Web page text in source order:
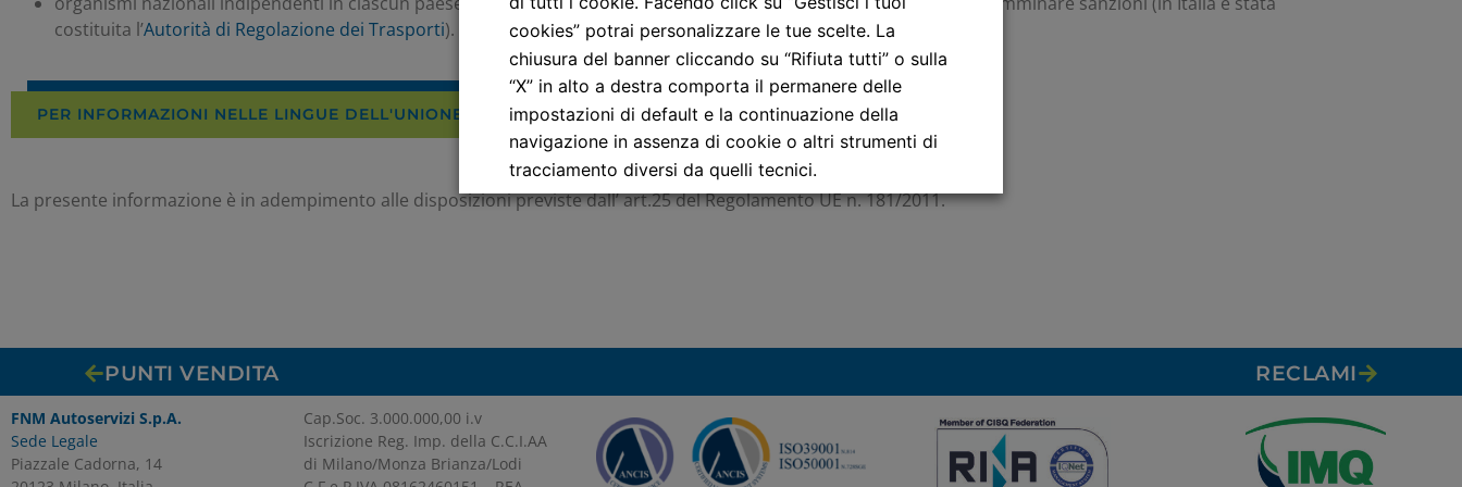
costituita l’Autorità di Regolazione dei Trasporti).
PER INFORMAZIONI NELLE LINGUE DELL'UNIONE EUROPEA
La presente informazione è in adempimento alle disposizioni previste dall’ art.25 del Regolamento UE n. 181/2011.
PUNTI VENDITA RECLAMI
FNM Autoservizi S.p.A.
Sede Legale
Piazzale Cadorna, 14
Cap.Soc. 3.000.000,00 i.v
Iscrizione Reg. Imp. della C.C.I.AA
di Milano/Monza Brianza/Lodi
cookies” potrai personalizzare le tue scelte. La
chiusura del banner cliccando su “Rifiuta tutti” o sulla
“X” in alto a destra comporta il permanere delle
impostazioni di default e la continuazione della
navigazione in assenza di cookie o altri strumenti di
tracciamento diversi da quelli tecnici.